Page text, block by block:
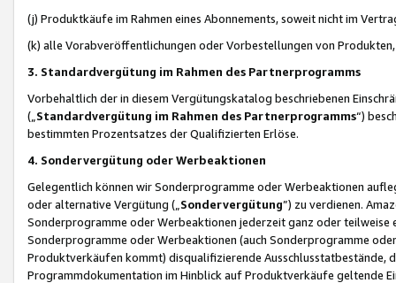
(j) Produktkäufe im Rahmen eines Abonnements, soweit nicht im
(k) alle Vorabveröffentlichungen oder Vorbestellungen von
3. Standardvergütung im Rahmen des Partnerprogramms
Vorbehaltlich der in diesem Vergütungskatalog beschriebenen
(„ Standardvergütung im Rahmen des Partnerprogramms“)
bestimmten Prozentsatzes der Qualifizierten Erlöse.
4. Sondervergütung oder Werbeaktionen
Gelegentlich können wir Sonderprogramme oder Werbeaktionen
oder alternative Vergütung („ Sondervergütung”) zu verdienen.
Sonderprogramme oder Werbeaktionen jederzeit ganz oder
Sonderprogramme oder Werbeaktionen (auch Sonderprogramme
Produktverkäufen kommt) disqualifizierende Ausschlusstatbestände,
Programmdokumentation im Hinblick auf Produktverkäufe geltende